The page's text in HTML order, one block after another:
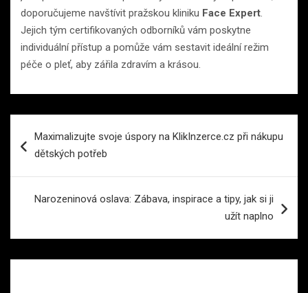
doporučujeme navštívit pražskou kliniku Face Expert.
Jejich tým certifikovaných odborníků vám poskytne
individuální přístup a pomůže vám sestavit ideální režim
péče o pleť, aby zářila zdravím a krásou.
proMaximalizujte svoje úspory na KlikInzerce.cz při nákupu
dětských potřeb
Narozeninová oslava: Zábava, inspirace a tipy, jak si ji
užít naplno